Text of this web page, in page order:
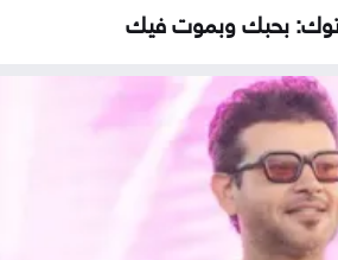
بحبك وبموت فيك